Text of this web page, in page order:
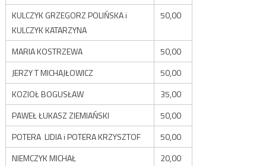
KULCZYK GRZEGORZ POLIŃSKA i
KULCZYK KATARZYNA
50,00
MARIA KOSTRZEWA
50,00
JERZY T MICHAJŁOWICZ
50,00
KOZIOŁ BOGUSŁAW
35,00
PAWEŁ ŁUKASZ ZIEMIAŃSKI
50,00
POTERA LIDIA i POTERA KRZYSZTOF
50,00
NIEMCZYK MICHAŁ
20,00